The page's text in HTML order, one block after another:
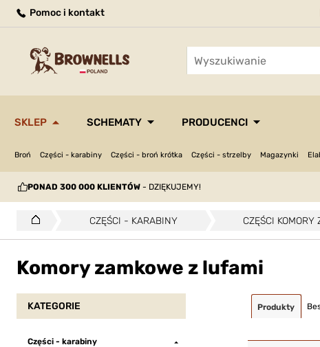
Pomoc i kontakt
SKLEP SCHEMATY PRODUCENCI
Broń Części - karabiny Części - broń krótka Części - strzelby Magazynki
PONAD 300 000 KLIENTÓW - DZIĘKUJEMY!
CZĘŚCI - KARABINY CZĘŚCI KOMORY
Komory zamkowe z lufami
Produkty
KATEGORIE
Części - karabiny